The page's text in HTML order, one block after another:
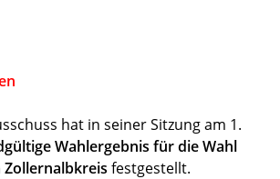
hat in seiner Sitzung am 1.
Wahlergebnis für die Wahl
festgestellt.